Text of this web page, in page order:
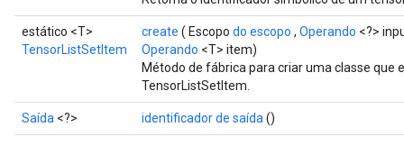
estático <T>
TensorListSetItem
create ( Escopo do escopo , Operando <?>
Operando <T> item)
Método de fábrica para criar uma classe que
TensorListSetItem.
Saída <?> identificador de saída ()